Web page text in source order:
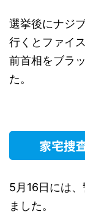
選挙後にナジ
行くとファイ
前首相をブラ
た。
家宅捜
5月16日には
ました。